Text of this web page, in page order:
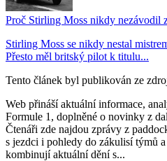
Proč Stirling Moss nikdy nezávodil
Stirling Moss se nikdy nestal
Přesto měl britský pilot k titulu...
Tento článek byl publikován ze
Web přináší aktuální informace,
Formule 1, doplněné o novinky z
Čtenáři zde najdou zprávy z
s jezdci i pohledy do zákulisí týmů
kombinují aktuální dění s...